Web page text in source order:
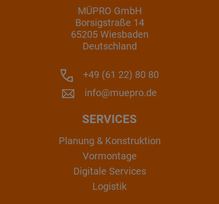
MÜPRO GmbH
Borsigstraße 14
65205 Wiesbaden
Deutschland
+49 (61 22) 80 80
info@muepro.de
SERVICES
Planung & Konstruktion
Vormontage
Digitale Services
Logistik